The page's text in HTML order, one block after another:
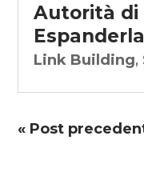
Autorità di
Link Building,
« Post